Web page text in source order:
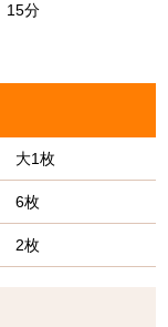
15分
大1枚
6枚
2枚